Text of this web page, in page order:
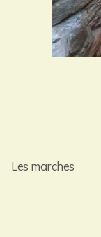
Les marches